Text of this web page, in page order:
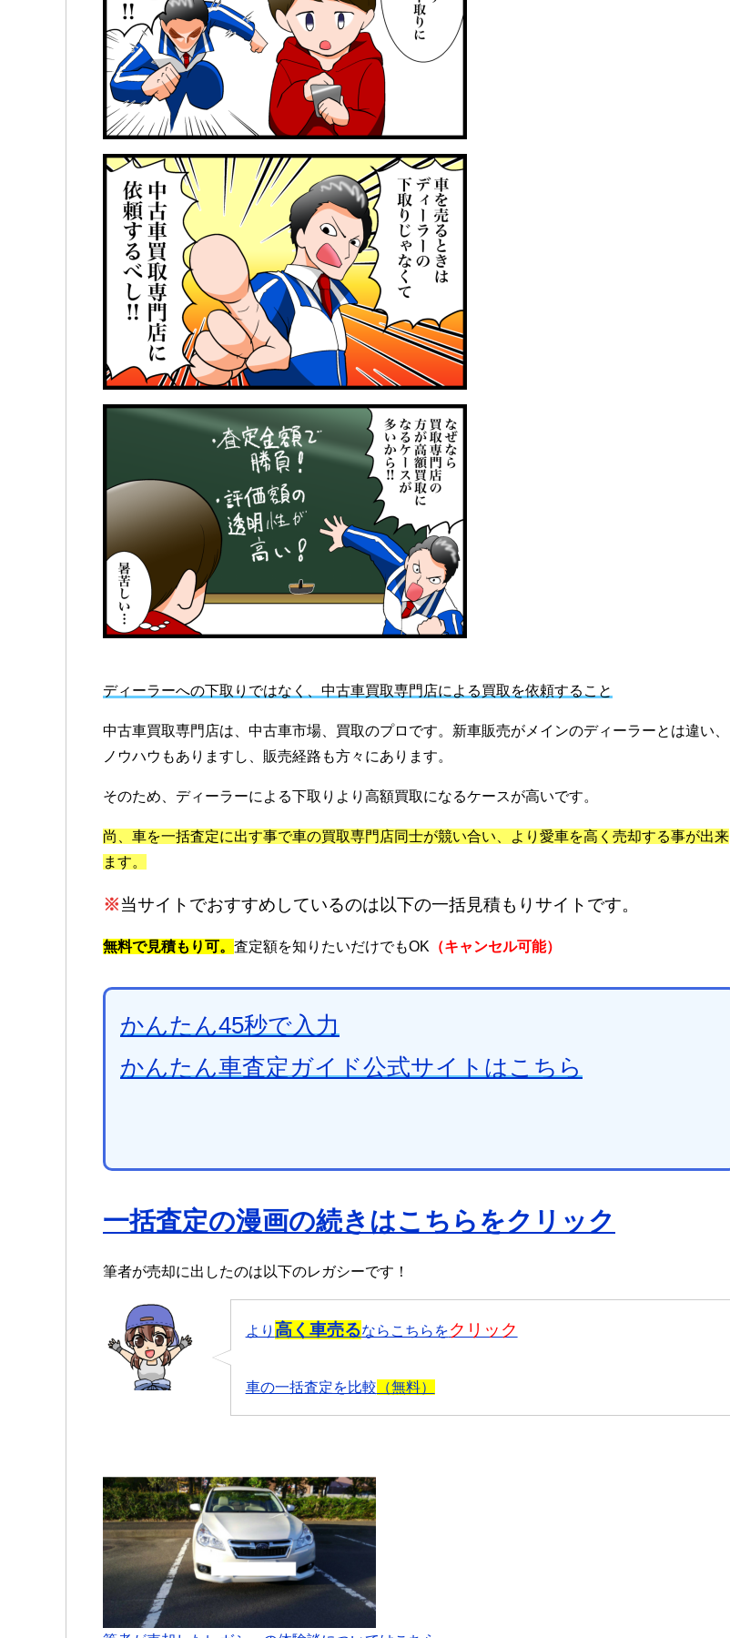
ディーラーへの下取りではなく、中古車買取専門店による買取を依頼すること
中古車買取専門店は、中古車市場、買取のプロです。新車販売がメインのディーラーとは違い、
ノウハウもありますし、販売経路も方々にあります。
そのため、ディーラーによる下取りより高額買取になるケースが高いです。
尚、車を一括査定に出す事で車の買取専門店同士が競い合い、より愛車を高く売却する事が出来
ます。
※当サイトでおすすめしているのは以下の一括見積もりサイトです。
無料で見積もり可。 査定額を知りたいだけでもOK （キャンセル可能）
かんたん45秒で入力
かんたん車査定ガイド公式サイトはこちら
一括査定の漫画の続きはこちらをクリック
筆者が売却に出したのは以下のレガシーです！
より 高く車売るならこちらをクリック
車の一括査定を比較 （無料）